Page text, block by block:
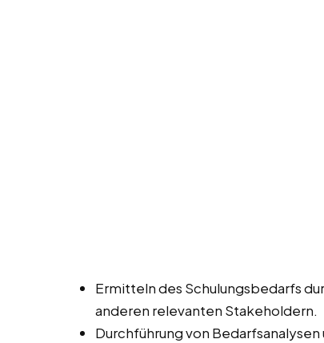
Ermitteln des Schulungsbedarfs
anderen relevanten Stakeholdern.
Durchführung von